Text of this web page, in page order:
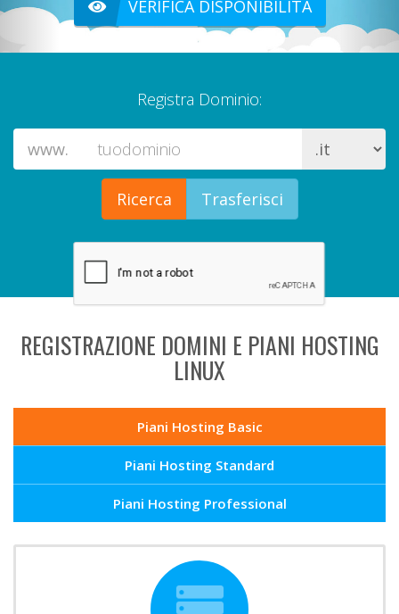
VERIFICA DISPONIBILITÀ
Registra Dominio:
www.
REGISTRAZIONE DOMINI E PIANI HOSTING
LINUX
Piani Hosting Basic
Piani Hosting Standard
Piani Hosting Professional